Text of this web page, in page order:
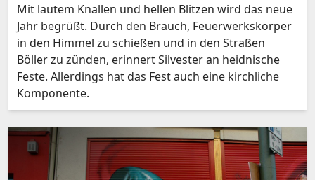
Mit lautem Knallen und hellen Blitzen wird das neue
Jahr begrüßt. Durch den Brauch, Feuerwerkskörper
in den Himmel zu schießen und in den Straßen
Böller zu zünden, erinnert Silvester an heidnische
Feste. Allerdings hat das Fest auch eine kirchliche
Komponente.